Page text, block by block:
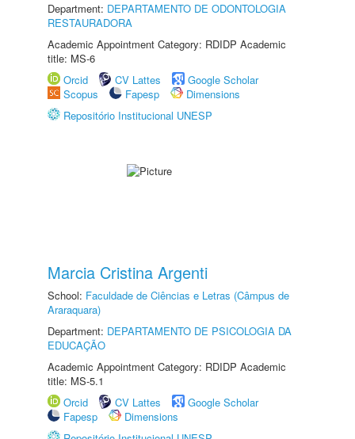
Department: DEPARTAMENTO DE ODONTOLOGIA
RESTAURADORA
Academic Appointment Category: RDIDP Academic
title: MS-6
Orcid
CV Lattes
Google Scholar
Scopus
Fapesp
Dimensions
Repositório Institucional UNESP
Marcia Cristina Argenti
School: Faculdade de Ciências e Letras (Câmpus de
Araraquara)
Department: DEPARTAMENTO DE PSICOLOGIA DA
EDUCAÇÃO
Academic Appointment Category: RDIDP Academic
title: MS-5.1
Orcid
CV Lattes
Google Scholar
Fapesp
Dimensions